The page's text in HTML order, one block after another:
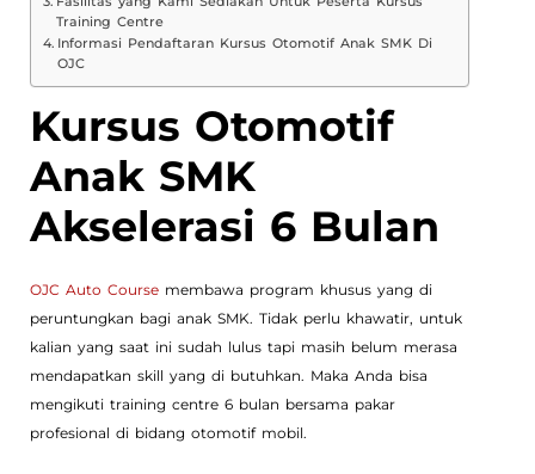
Training Centre
Informasi Pendaftaran Kursus Otomotif Anak SMK Di
OJC
Kursus Otomotif
Anak SMK
Akselerasi 6 Bulan
OJC Auto Course membawa program khusus yang di
peruntungkan bagi anak SMK. Tidak perlu khawatir, untuk
kalian yang saat ini sudah lulus tapi masih belum merasa
mendapatkan skill yang di butuhkan. Maka Anda bisa
mengikuti training centre 6 bulan bersama pakar
profesional di bidang otomotif mobil.